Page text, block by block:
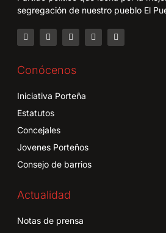
segregación de nuestro pueblo El
Conócenos
Iniciativa Porteña
Estatutos
Concejales
Jovenes Porteños
Consejo de barrios
Actualidad
Notas de prensa